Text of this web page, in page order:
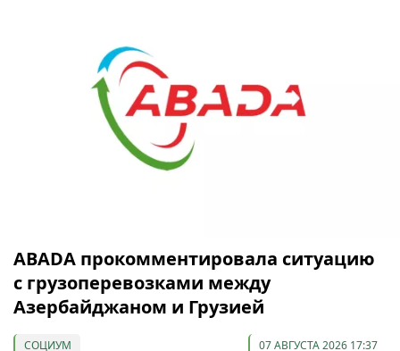
ABADA прокомментировала ситуацию
с грузоперевозками между
Азербайджаном и Грузией
СОЦИУМ 07 АВГУСТА 2026 17:37